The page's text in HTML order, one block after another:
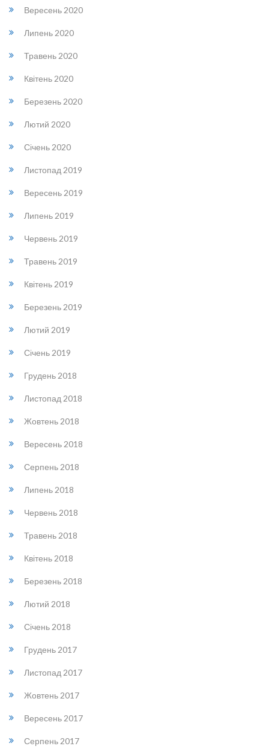
Вересень 2020
Липень 2020
Травень 2020
Квітень 2020
Березень 2020
Лютий 2020
Січень 2020
Листопад 2019
Вересень 2019
Липень 2019
Червень 2019
Травень 2019
Квітень 2019
Березень 2019
Лютий 2019
Січень 2019
Грудень 2018
Листопад 2018
Жовтень 2018
Вересень 2018
Серпень 2018
Липень 2018
Червень 2018
Травень 2018
Квітень 2018
Березень 2018
Лютий 2018
Січень 2018
Грудень 2017
Листопад 2017
Жовтень 2017
Вересень 2017
Серпень 2017